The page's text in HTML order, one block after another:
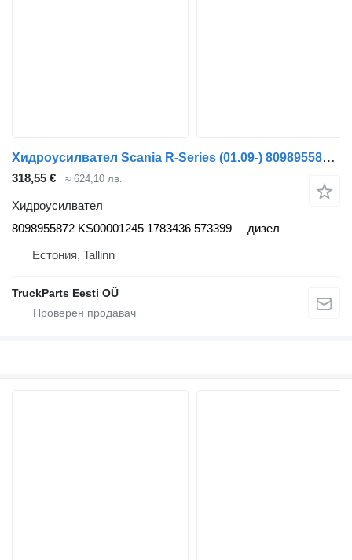
Хидроусилвател Scania R-Series (01.09-) 8098955872 за влекач Scania P,G,R,T-series (2004-2017)
318,55 € ≈ 624,10 лв.
Хидроусилвател
8098955872 KS00001245 1783436 573399
дизел
Естония, Tallinn
TruckParts Eesti OÜ